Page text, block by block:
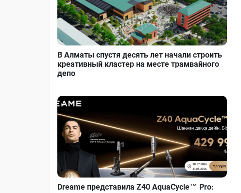
В Алматы спустя десять лет начали строить
креативный кластер на месте трамвайного
депо
Dreame представила Z40 AquaCycle™ Pro: